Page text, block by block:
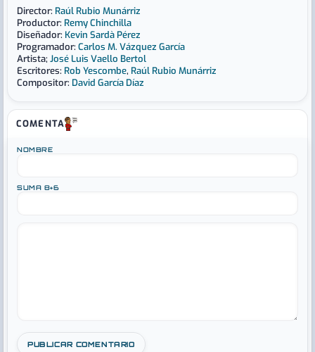
Director: Raúl Rubio Munárriz
Productor: Remy Chinchilla
Diseñador: Kevin Sardà Pérez
Programador: Carlos M. Vázquez García
Artista; José Luis Vaello Bertol
Escritores: Rob Yescombe, Raúl Rubio Munárriz
Compositor: David García Díaz
COMENTA
NOMBRE
SUMA 8+6